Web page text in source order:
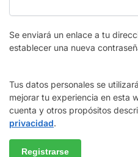
Se enviará un enlace a tu
establecer una nueva
Tus datos personales se
mejorar tu experiencia en esta
cuenta y otros propósitos
privacidad.
Registrarse